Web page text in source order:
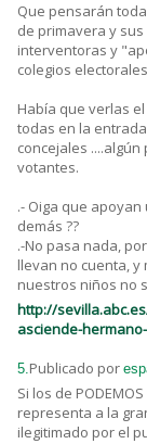
Que pensarán
de primavera y
interventoras y
colegios
Había que verlas
todas en la
concejales
votantes.
.- Oiga que
demás ??
.-No pasa nada,
llevan no cuenta,
nuestros niños no
http://
asciende-
5.Publicado por
Si los de
representa a la
ilegitimado por el